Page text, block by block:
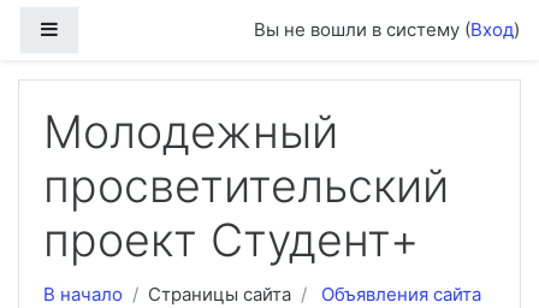
Вы не вошли в систему (Вход)
Молодежный
просветительский
проект Студент+
В начало Страницы сайта
Объявления сайта